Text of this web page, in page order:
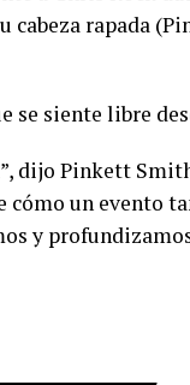
cabeza rapada
siente libre
dijo Pinkett
cómo un evento
y